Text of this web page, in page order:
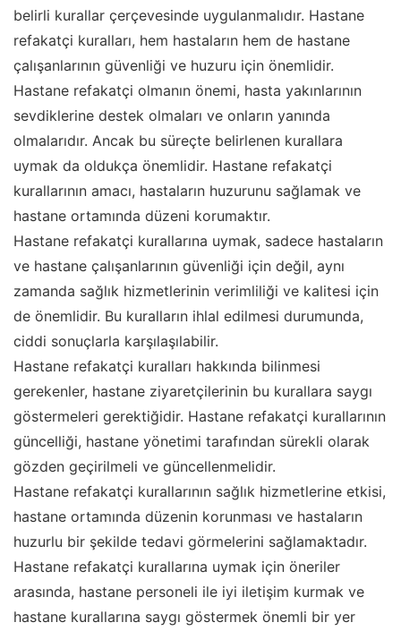
belirli kurallar çerçevesinde uygulanmalıdır. Hastane
refakatçi kuralları, hem hastaların hem de hastane
çalışanlarının güvenliği ve huzuru için önemlidir.
Hastane refakatçi olmanın önemi, hasta yakınlarının
sevdiklerine destek olmaları ve onların yanında
olmalarıdır. Ancak bu süreçte belirlenen kurallara
uymak da oldukça önemlidir. Hastane refakatçi
kurallarının amacı, hastaların huzurunu sağlamak ve
hastane ortamında düzeni korumaktır.
Hastane refakatçi kurallarına uymak, sadece hastaların
ve hastane çalışanlarının güvenliği için değil, aynı
zamanda sağlık hizmetlerinin verimliliği ve kalitesi için
de önemlidir. Bu kuralların ihlal edilmesi durumunda,
ciddi sonuçlarla karşılaşılabilir.
Hastane refakatçi kuralları hakkında bilinmesi
gerekenler, hastane ziyaretçilerinin bu kurallara saygı
göstermeleri gerektiğidir. Hastane refakatçi kurallarının
güncelliği, hastane yönetimi tarafından sürekli olarak
gözden geçirilmeli ve güncellenmelidir.
Hastane refakatçi kurallarının sağlık hizmetlerine etkisi,
hastane ortamında düzenin korunması ve hastaların
huzurlu bir şekilde tedavi görmelerini sağlamaktadır.
Hastane refakatçi kurallarına uymak için öneriler
arasında, hastane personeli ile iyi iletişim kurmak ve
hastane kurallarına saygı göstermek önemli bir yer